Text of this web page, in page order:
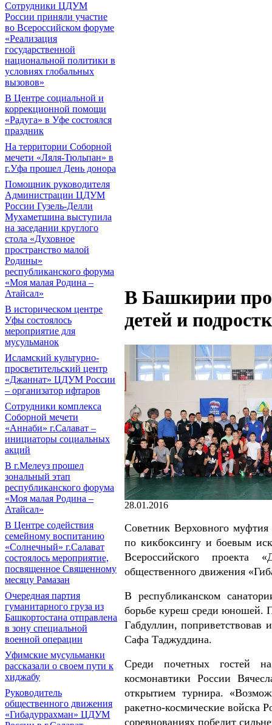
Сотрудники ЦДУМ
России приняли участие
во Всероссийском форуме
«Реализация
государственной
национальной политики в
условиях глобальных
вызовов»
В Центре социальной и
коррекционной помощи
«Радуга» в Уфе состоялся
праздник
На территории Соборной
мечети «Ляля-Тюльпан» в
г.Уфа прошел День донора
Помощник руководителя
Администрации ЦДУМ
России Гузель-Делли
Мухаметшина выступила
на заседании круглого
стола «Духовное
пространство малой
Родины»
республиканского форума
«Моя малая Родина –
Атайсал»
В историческом центре
Уфы состоялось
мероприятие для
мусульманок
Исламский культурно-
просветительский центр
«Джаннат» ЦДУМ России
– организатор ифтаров
Сотрудники комплекса
Соборной мечети
«Аннаби» г.Салават –
инициаторы социальных
акций
В г.Мелеуз прошел
зональный этап
республиканского форума
«Моя малая Родина –
Атайсал»
В Центре содействия
семейному воспитанию
«Солнечный» г.Салават
состоялось мероприятие,
посвященное Священному
месяцу Рамазан
Очередная партия
гуманитарного груза из
Башкортостана отправлена
в зону специальной
военной операции
Уфимские мусульманки
рассказали о своем пути к
хиджабу
Руководитель
общественного движения
«Гибадуррахман» ЦДУМ
В Башкирии
детей и
28.01.2016
Советник Верховного
по кикбоксингу и боевым
Всероссийского проекта
общественного движения
В республиканском
борьбе куреш среди юношей.
Габдуллин,
Сафа Таджуддина.
Среди почетных гостей на
космонавтики России
открытием турнира.
ракетно-космические войска
соревнованиях победит